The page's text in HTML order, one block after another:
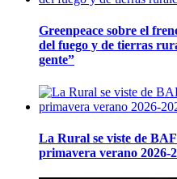
Greenpeace sobre el
del fuego y de tierras
gente”
La Rural se viste de
primavera verano 2026-